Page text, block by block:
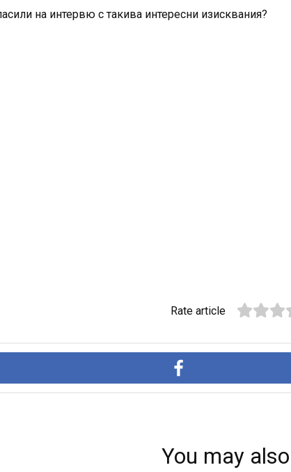
на интервю с такива интересни изисквания?
Rate article
You may